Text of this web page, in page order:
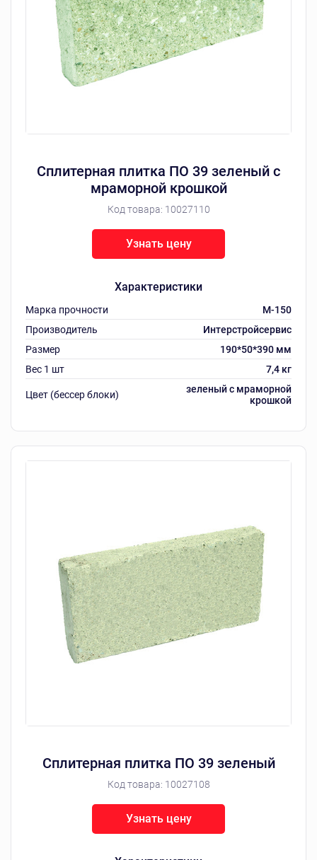
Сплитерная плитка ПО 39 зеленый с
мраморной крошкой
Код товара: 10027110
Характеристики
Марка прочности
M-150
Производитель
Интерстройсервис
Размер
190*50*390 мм
Вес 1 шт
7,4 кг
Цвет (бессер блоки)
зеленый с мраморной
крошкой
Узнать цену
Сплитерная плитка ПО 39 зеленый
Код товара: 10027108
Узнать цену